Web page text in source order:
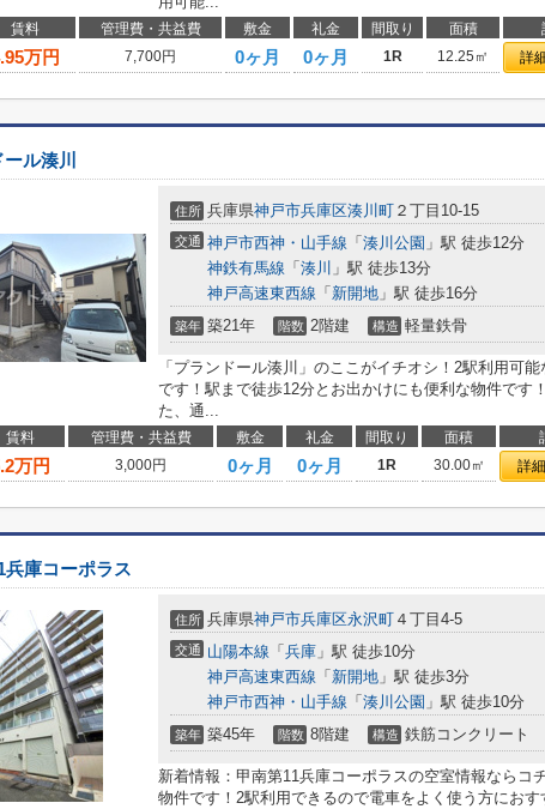
賃料 管理費・共益費 敷金 礼金 間取り 面積
万円 7,700円 0ヶ月 0ヶ月 1R 12.25㎡ 詳
ル湊川
住所 兵庫県神戸市兵庫区湊川町 ２丁目10-15
交通 神戸市西神・山手線 「 湊川公園 」駅 徒歩12分
神鉄有馬線 「 湊川 」駅 徒歩13分
神戸高速東西線 「 新開地 」駅 徒歩16分
築年 築21年 階数 2階建 構造 軽量鉄骨
「プランドール湊川」のここがイチオシ！2駅利用可
です！駅まで徒歩12分とお出かけにも便利な物件です
た、通...
賃料 管理費・共益費 敷金 礼金 間取り 面積
万円 3,000円 0ヶ月 0ヶ月 1R 30.00㎡ 詳
兵庫コーポラス
住所 兵庫県神戸市兵庫区永沢町 ４丁目4-5
交通 山陽本線 「 兵庫 」駅 徒歩10分
神戸高速東西線 「 新開地 」駅 徒歩3分
神戸市西神・山手線 「 湊川公園 」駅 徒歩10分
築年 築45年 階数 8階建 構造 鉄筋コンクリート
新着情報：甲南第11兵庫コーポラスの空室情報ならコ
物件です！2駅利用できるので電車をよく使う方にお